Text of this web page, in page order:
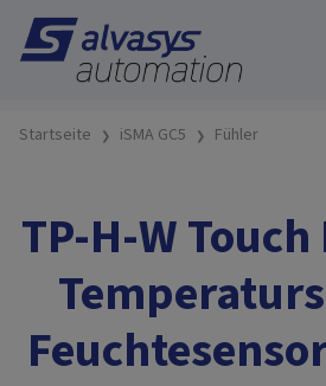
Startseite iSMA GC5 Fühler
TP-H-W